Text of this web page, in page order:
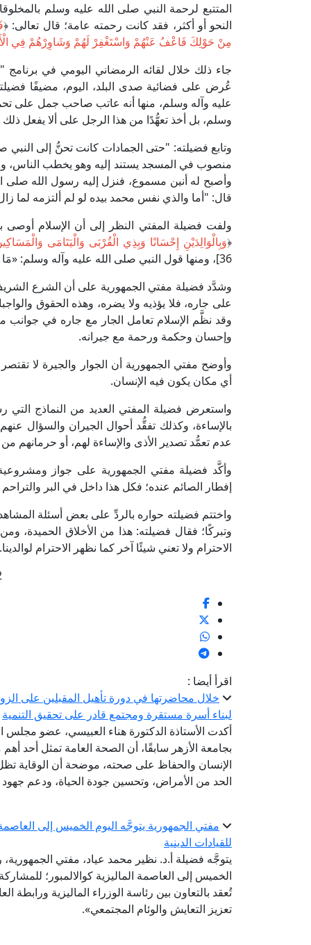
المتتبع لرحمة النبي صلى الله عليه وسلم
النحو أو أكثر، فقد كانت رحمته عامة؛ قال تعالى: ﴿
مِنْ حَوْلِكَ فَاعْفُ عَنْهُمْ وَاسْتَغْفِرْ لَهُمْ وَشَاوِرْهُمْ فِي
جاء ذلك خلال لقائه الرمضاني اليومي في
عُرض على فضائية صدى البلد، اليوم، مضيفًا
عليه وآله وسلم، منها أنه عاتب صاحب جمل على
وسلم، بل أخذ تعهُّدًا من هذا الرجل على ألا يفعل
وتابع فضيلته: "حتى الجمادات كانت تحنُّ إلى النبي
منصوب في المسجد يستند إليه وهو يخطب الناس،
وأصبح له أنين مسموع، فنزل إليه رسول الله صلى
قال: "أما والذي نفس محمد بيده لو لم ألتزمه لما
ولفت فضيلة المفتي النظر إلى أن الإسلام أوصى
﴿وَبِالْوَالِدَيْنِ إِحْسَانًا وَبِذِي الْقُرْبَى وَالْيَتَامَى
36]، ومنها قول النبي صلى الله عليه وآله وسلم: «مَا زَالَ جِبْرِيلُ يُوصِينِي بِالْجَارِ حَتَّى ظَنَنْتُ أَنَّهُ سَيُوَرِّثُهُ» متفق عليه.
وشدَّد فضيلة مفتي الجمهورية على أن الشرع
على جاره، فلا يؤذيه ولا يضره، وهذه الحقوق
وقد نظَّم الإسلام تعامل الجار مع جاره في جوانب
وإحسان وحكمة ورحمة مع جيرانه.
وأوضح مفتي الجمهورية أن الجوار والجيرة لا
أي مكان يكون فيه الإنسان.
واستعرض فضيلة المفتي العديد من النماذج
بالإساءة، وكذلك تفقُّد أحوال الجيران والسؤال
عدم تعمُّد تصدير الأذى والإساءة لهم، أو حرمانهم
وأكَّد فضيلة مفتي الجمهورية على جواز
إفطار الصائم عنده؛ فكل هذا داخل في البر
واختتم فضيلته حواره بالردِّ على بعض أسئلة
وتبركًا؛ فقال فضيلته: هذا من الأخلاق الحميدة،
الاحترام ولا تعني شيئًا آخر كما نظهر الاحترام لوالدينا.
اقرأ أيضا :
خلال محاضرتها في دورة تأهيل المقبلين على
لبناء أسرة مستقرة ومجتمع قادر على تحقيق التنمية
أكدت الأستاذة الدكتورة هناء العبيسي، عضو مجلس
بجامعة الأزهر سابقًا، أن الصحة العامة تمثل أحد
الإنسان والحفاظ على صحته، موضحة أن الوقاية
الحد من الأمراض، وتحسين جودة الحياة، ودعم جهود
مفتي الجمهورية يتوجَّه اليوم الخميس إلى العاصمة
للقيادات الدينية
يتوجَّه فضيلة أ.د. نظير محمد عياد، مفتي الجمهورية،
تُعقد بالتعاون بين رئاسة الوزراء الماليزية ورابطة
تعزيز التعايش والوئام المجتمعي».